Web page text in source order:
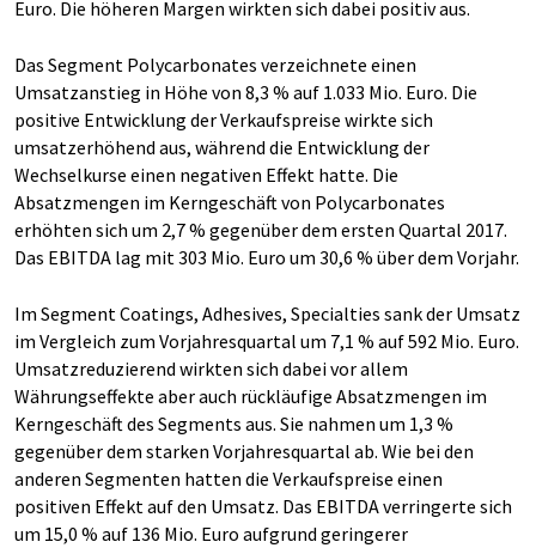
Euro. Die höheren Margen wirkten sich dabei positiv aus.
Das Segment Polycarbonates verzeichnete einen
Umsatzanstieg in Höhe von 8,3 % auf 1.033 Mio. Euro. Die
positive Entwicklung der Verkaufspreise wirkte sich
umsatzerhöhend aus, während die Entwicklung der
Wechselkurse einen negativen Effekt hatte. Die
Absatzmengen im Kerngeschäft von Polycarbonates
erhöhten sich um 2,7 % gegenüber dem ersten Quartal 2017.
Das EBITDA lag mit 303 Mio. Euro um 30,6 % über dem Vorjahr.
Im Segment Coatings, Adhesives, Specialties sank der Umsatz
im Vergleich zum Vorjahresquartal um 7,1 % auf 592 Mio. Euro.
Umsatzreduzierend wirkten sich dabei vor allem
Währungseffekte aber auch rückläufige Absatzmengen im
Kerngeschäft des Segments aus. Sie nahmen um 1,3 %
gegenüber dem starken Vorjahresquartal ab. Wie bei den
anderen Segmenten hatten die Verkaufspreise einen
positiven Effekt auf den Umsatz. Das EBITDA verringerte sich
um 15,0 % auf 136 Mio. Euro aufgrund geringerer